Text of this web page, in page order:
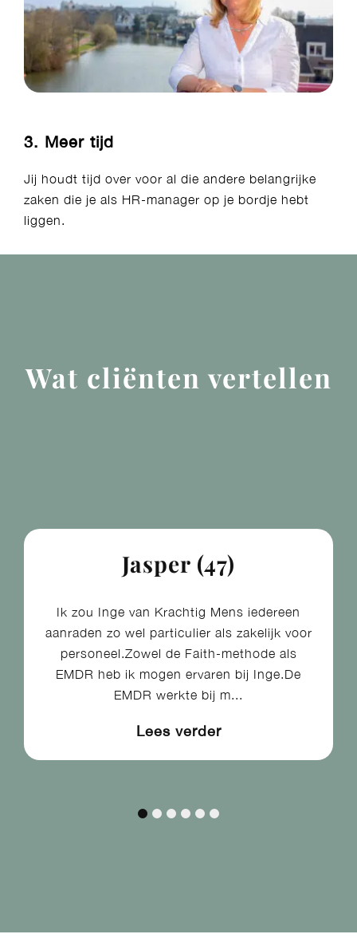
3. Meer tijd
Jij houdt tijd over voor al die andere belangrijke
zaken die je als HR-manager op je bordje hebt
liggen.​
Wat cliënten vertellen
Jasper (47)
Ik zou Inge van Krachtig Mens iedereen
aanraden zo wel particulier als zakelijk voor
personeel.Zowel de Faith-methode als
EMDR heb ik mogen ervaren bij Inge.De
EMDR werkte bij m...
Lees verder​
4 5 6